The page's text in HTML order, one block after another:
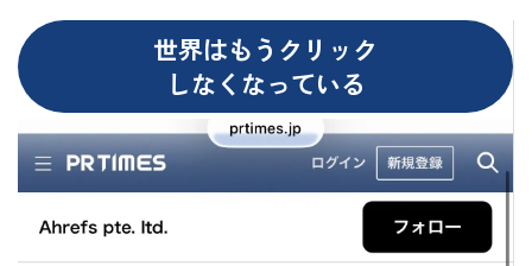
世界はもうクリック
しなくなっている